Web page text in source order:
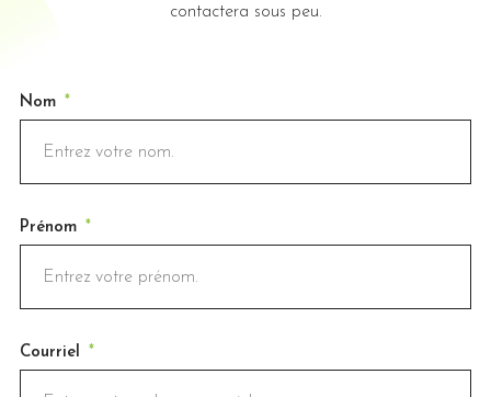
contactera sous peu.
Nom
Prénom
Courriel